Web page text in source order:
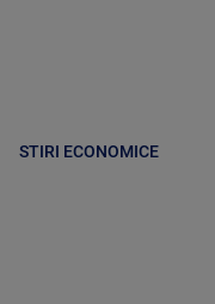
STIRI ECONOMICE